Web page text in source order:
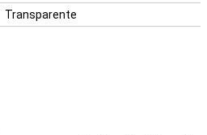
Transparente